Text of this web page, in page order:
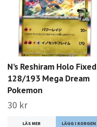
N's Reshiram Holo Fixed
128/193 Mega Dream
Pokemon
30 kr
LÄS MER